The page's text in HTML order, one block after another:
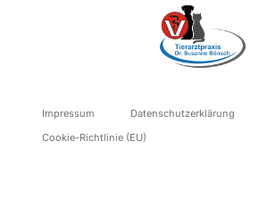
Impressum
Datenschutzerklärung
Cookie-Richtlinie (EU)